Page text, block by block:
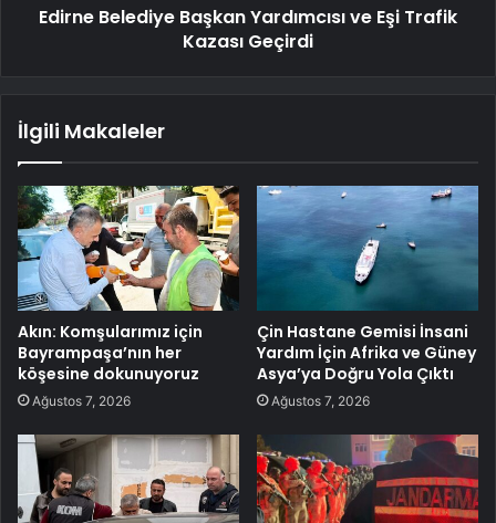
Edirne Belediye Başkan Yardımcısı ve Eşi Trafik
Kazası Geçirdi
İlgili Makaleler
Akın: Komşularımız için
Bayrampaşa’nın her
köşesine dokunuyoruz
Ağustos 7, 2026
Çin Hastane Gemisi İnsani
Yardım İçin Afrika ve Güney
Asya’ya Doğru Yola Çıktı
Ağustos 7, 2026